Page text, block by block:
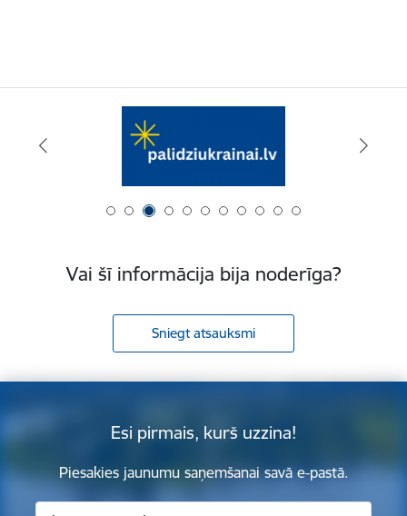
Vai šī informācija bija noderīga?
Sniegt atsauksmi
Esi pirmais, kurš uzzina!
Piesakies jaunumu saņemšanai savā e-pastā.